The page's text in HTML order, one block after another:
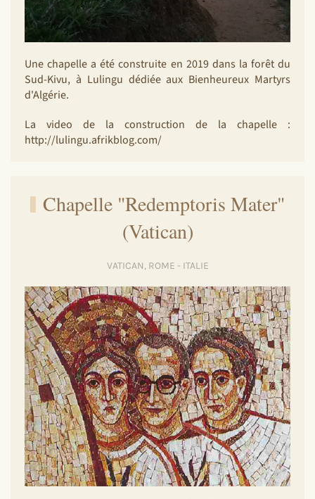
Une chapelle a été construite en 2019 dans la forêt du
Sud-Kivu, à Lulingu dédiée aux Bienheureux Martyrs
d'Algérie.
La video de la construction de la chapelle :
http://lulingu.afrikblog.com/
Chapelle "Redemptoris Mater"
(Vatican)
VATICAN, ROME - ITALIE